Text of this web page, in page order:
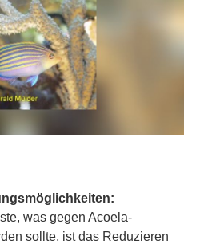
was gegen Acoela-
sollte, ist das Reduzieren